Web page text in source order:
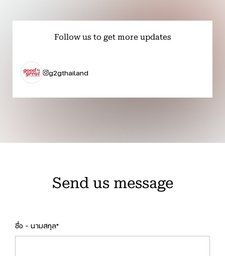
Send us message
ชื่อ - นามสกุล*
Follow us to get more updates
g2gthailand